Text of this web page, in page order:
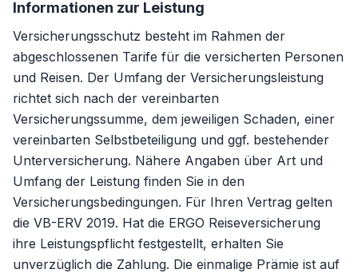
Informationen zur Leistung
Versicherungsschutz besteht im Rahmen der
abgeschlossenen Tarife für die versicherten Personen
und Reisen. Der Umfang der Versicherungsleistung
richtet sich nach der vereinbarten
Versicherungssumme, dem jeweiligen Schaden, einer
vereinbarten Selbstbeteiligung und ggf. bestehender
Unterversicherung. Nähere Angaben über Art und
Umfang der Leistung finden Sie in den
Versicherungsbedingungen. Für Ihren Vertrag gelten
die VB-ERV 2019. Hat die ERGO Reiseversicherung
ihre Leistungspflicht festgestellt, erhalten Sie
unverzüglich die Zahlung. Die einmalige Prämie ist auf